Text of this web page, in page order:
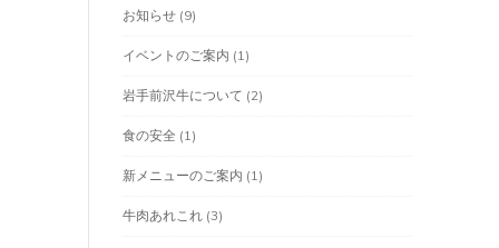
お知らせ (9)
イベントのご案内 (1)
岩手前沢牛について (2)
食の安全 (1)
新メニューのご案内 (1)
牛肉あれこれ (3)